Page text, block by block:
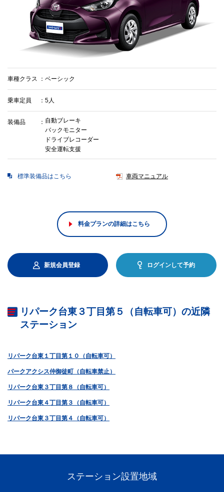
車種クラス ベーシック
乗車定員 5人
装備品
自動ブレーキ
バックモニター
ドライブレコーダー
安全運転支援
標準装備品はこちら 車両マニュアル
料金プランの詳細はこちら
新規会員登録 ログインして予約
リパーク台東３丁目第５（自転車可）の近隣
ステーション
リパーク台東１丁目第１０（自転車可）
パークアクシス仲御徒町（自転車禁止）
リパーク台東３丁目第８（自転車可）
リパーク台東４丁目第３（自転車可）
リパーク台東３丁目第４（自転車可）
ステーション設置地域